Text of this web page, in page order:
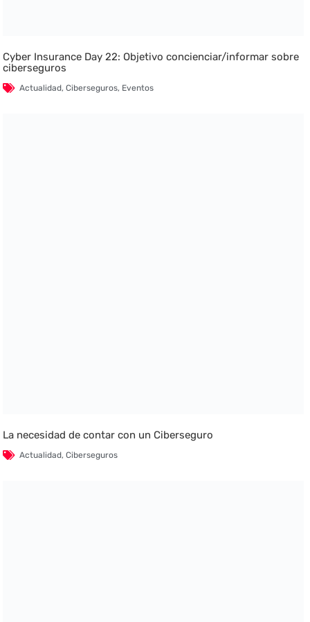
Cyber Insurance Day 22: Objetivo concienciar/informar sobre
ciberseguros
Actualidad,Ciberseguros, Eventos
La necesidad de contar con un Ciberseguro
Actualidad,Ciberseguros